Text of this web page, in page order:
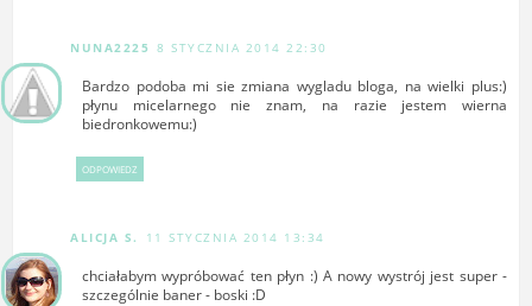
NUNA2225 8 STYCZNIA 2014 22:30
Bardzo podoba mi sie zmiana wygladu bloga, na wielki plus:)
płynu micelarnego nie znam, na razie jestem wierna
biedronkowemu:)
ODPOWIEDZ
ALICJA S. 11 STYCZNIA 2014 13:34
chciałabym wypróbować ten płyn :) A nowy wystrój jest super -
szczególnie baner - boski :D